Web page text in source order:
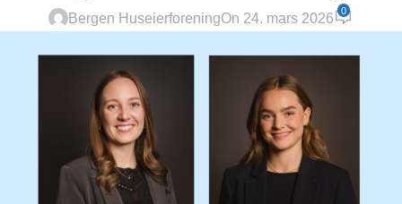
Bergen HuseierforeningOn 24. mars 2026
0